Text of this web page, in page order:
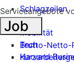
Schlagzeilen
Mobilität
Tech
Harvard
Serviceangebote
Job
Brutto-Netto-